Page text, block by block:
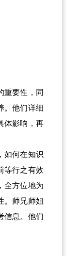
重要性，同
。他们详细
体影响，再
如何在知识
等行之有效
全方位地为
。师兄师姐
信息。他们